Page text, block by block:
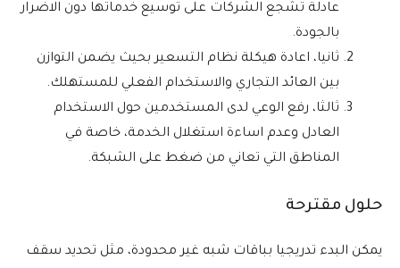
عادلة تشجع الشركات على توسيع خدماتها دون الاضرار
بالجودة.
ثانيا، اعادة هيكلة نظام التسعير بحيث يضمن التوازن
بين العائد التجاري والاستخدام الفعلي للمستهلك.
ثالثا، رفع الوعي لدى المستخدمين حول الاستخدام
العادل وعدم اساءة استغلال الخدمة، خاصة في
المناطق التي تعاني من ضغط على الشبكة.
حلول مقترحة
يمكن البدء تدريجيا بباقات شبه غير محدودة، مثل تحديد سقف